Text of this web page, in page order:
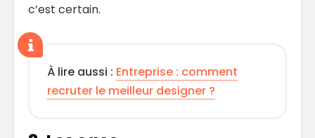
c’est certain.
À lire aussi : Entreprise : comment
recruter le meilleur designer ?